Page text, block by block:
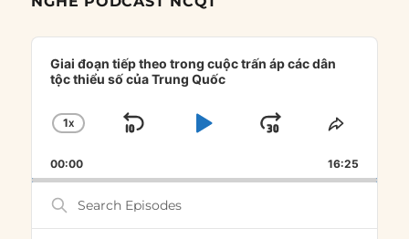
Audio
Player
Giai đoạn tiếp theo trong cuộc trấn áp các dân
tộc thiểu số của Trung Quốc
CHANGE
RATE
1X
SKIP
PLAYJUMP
FORWARD
SHARE
00:00 16:25
Search
Episodes